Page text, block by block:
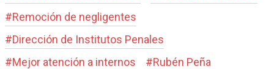
#Remoción de negligentes
#Dirección de Institutos Penales
#Mejor atención a internos #Rubén Peña